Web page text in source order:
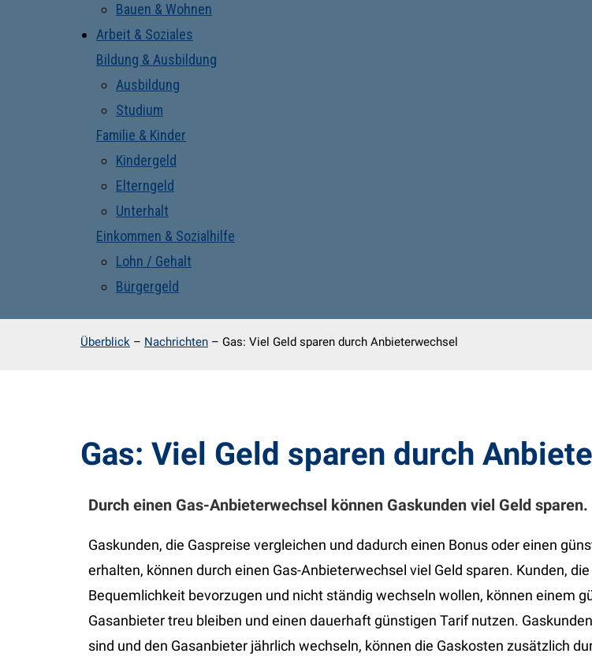
Bauen & Wohnen
Arbeit & Soziales
Bildung & Ausbildung
Ausbildung
Studium
Familie & Kinder
Kindergeld
Elterngeld
Unterhalt
Einkommen & Sozialhilfe
Lohn / Gehalt
Bürgergeld
Überblick – Nachrichten – Gas: Viel Geld sparen durch Anbieterwechsel
Gas: Viel Geld sparen durch
Durch einen Gas-Anbieterwechsel können Gaskunden viel Geld sparen.
Gaskunden, die Gaspreise vergleichen und dadurch einen Bonus oder einen
erhalten, können durch einen Gas-Anbieterwechsel viel Geld sparen. Kunden, die
Bequemlichkeit bevorzugen und nicht ständig wechseln wollen, können einem
Gasanbieter treu bleiben und einen dauerhaft günstigen Tarif nutzen.
sind und den Gasanbieter jährlich wechseln, können die Gaskosten zusätzlich